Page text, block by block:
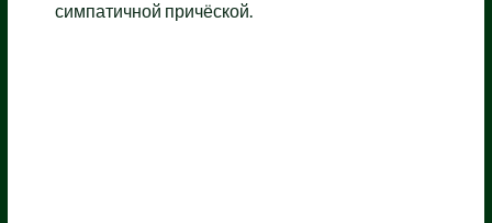
симпатичной причёской.